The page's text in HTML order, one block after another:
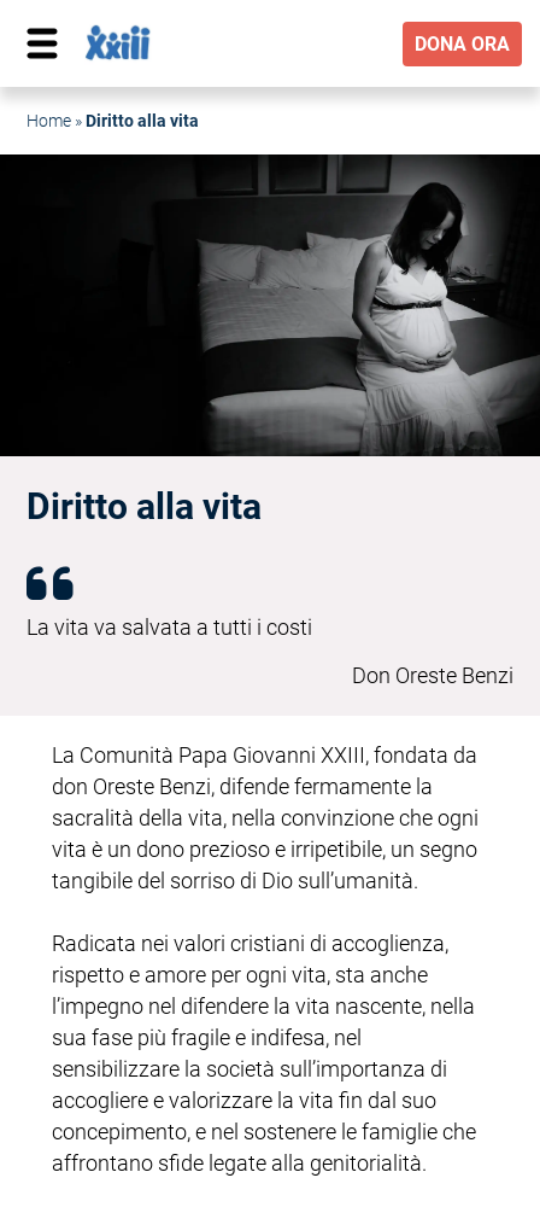
DONA ORA
Home »Diritto alla vita
Diritto alla vita
La vita va salvata a tutti i costi
Don Oreste Benzi
La Comunità Papa Giovanni XXIII, fondata da
don Oreste Benzi, difende fermamente la
sacralità della vita, nella convinzione che ogni
vita è un dono prezioso e irripetibile, un segno
tangibile del sorriso di Dio sull’umanità.
Radicata nei valori cristiani di accoglienza,
rispetto e amore per ogni vita, sta anche
l’impegno nel difendere la vita nascente, nella
sua fase più fragile e indifesa, nel
sensibilizzare la società sull’importanza di
accogliere e valorizzare la vita fin dal suo
concepimento, e nel sostenere le famiglie che
affrontano sfide legate alla genitorialità.